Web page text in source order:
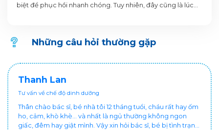
biệt để phục hồi nhanh chóng. Tuy nhiên, đây cũng là lúc
gì để nhanh lại sức? Hãy cùng VitaDairy tìm hiểu những gợi
Những câu hỏi thường gặp
Thanh Lan
Tư vấn về chế độ dinh dưỡng
Thân chào bác sĩ, bé nhà tôi 12 tháng tuổi, cháu rất hay ốm
ho, cảm, khò khè... và nhất là ngủ thường không ngon
giấc, đêm hay giật mình. Vậy xin hỏi bác sĩ, bé bị tình trạng